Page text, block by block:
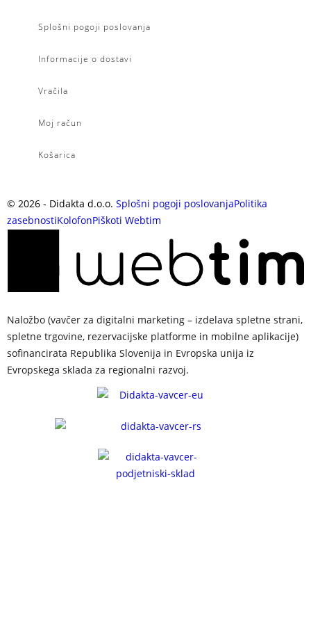
Splošni pogoji poslovanja
Informacije o dostavi
Vračila
Moj račun
Košarica
© 2026 - Didakta d.o.o. Splošni pogoji poslovanjaPolitika
zasebnostiKolofonPiškoti Webtim
Naložbo (vavčer za digitalni marketing – izdelava spletne strani,
spletne trgovine, rezervacijske platforme in mobilne aplikacije)
sofinancirata Republika Slovenija in Evropska unija iz
Evropskega sklada za regionalni razvoj.